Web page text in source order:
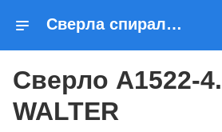
Сверла спиральные Сверло A1522-4.9 WALTER — купить по выгодным ценам в Москве
Сверло A1522-
WALTER